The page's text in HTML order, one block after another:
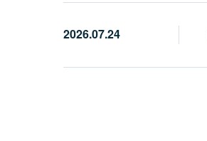
2026.07.24